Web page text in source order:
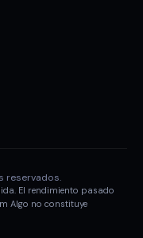
reservados.
El rendimiento pasado
Algo no constituye